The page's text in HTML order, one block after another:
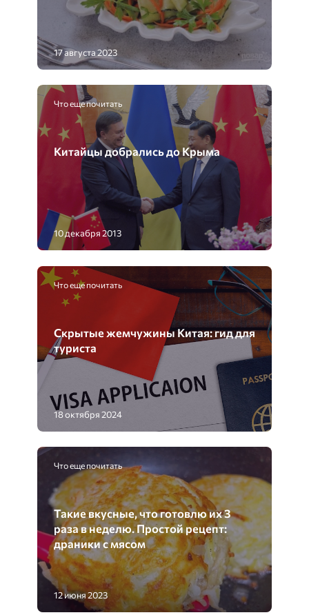
17 августа 2023
Что еще почитать
Китайцы добрались до Крыма
10 декабря 2013
Что еще почитать
Скрытые жемчужины Китая: гид для
туриста
18 октября 2024
Что еще почитать
Такие вкусные, что готовлю их 3
раза в неделю. Простой рецепт:
драники с мясом
12 июня 2023